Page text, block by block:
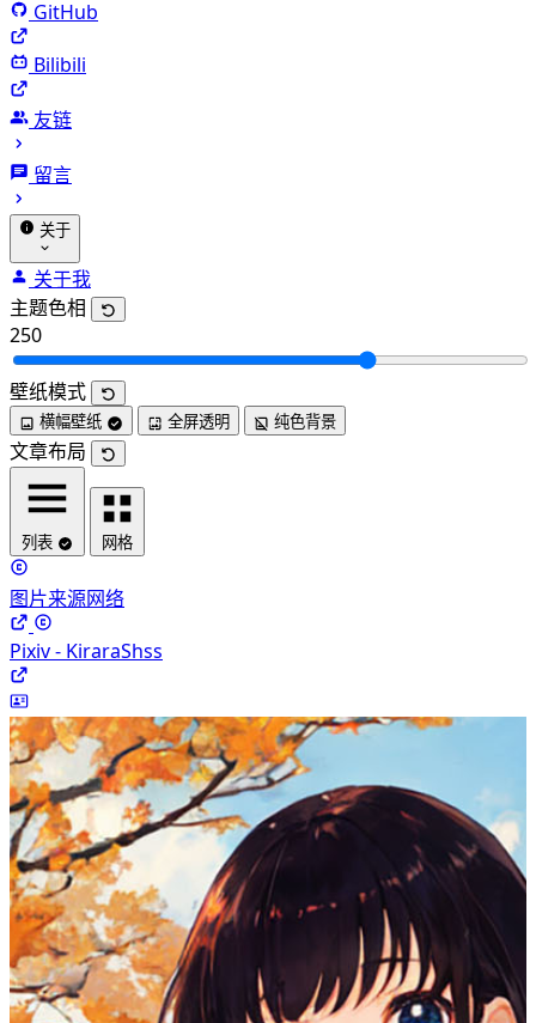
GitHub
Bilibili
友链
留言
关于
关于我
主题色相
250
壁纸模式
横幅壁纸 全屏透明 纯色背景
文章布局
列表 网格
图片来源网络
Pixiv - KiraraShss